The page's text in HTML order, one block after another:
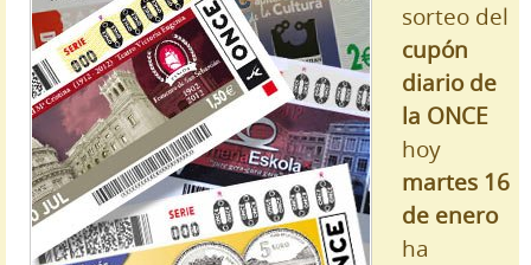
sorteo del
cupón
diario de
la ONCE
hoy
martes 16
de enero
ha